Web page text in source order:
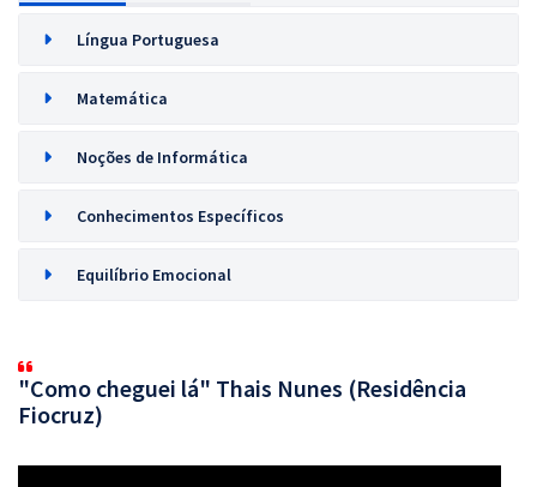
Língua Portuguesa
Matemática
Noções de Informática
Conhecimentos Específicos
Equilíbrio Emocional
"Como cheguei lá" Thais Nunes (Residência
Fiocruz)